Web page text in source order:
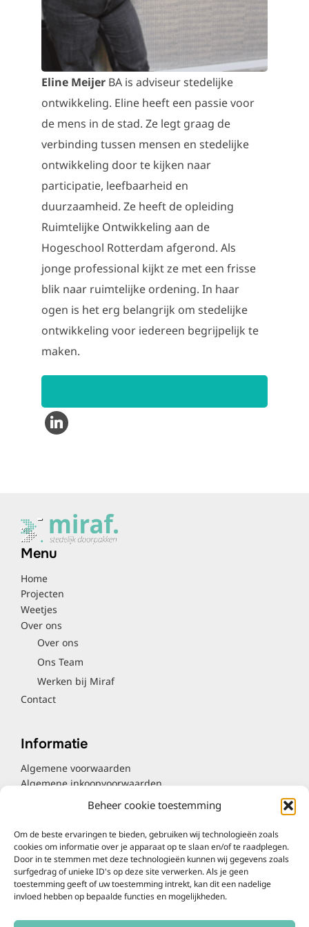
Beheer cookie toestemming
Om de beste ervaringen te bieden, gebruiken wij technologieën zoals
cookies om informatie over je apparaat op te slaan en/of te raadplegen.
Door in te stemmen met deze technologieën kunnen wij gegevens zoals
surfgedrag of unieke ID's op deze site verwerken. Als je geen
toestemming geeft of uw toestemming intrekt, kan dit een nadelige
invloed hebben op bepaalde functies en mogelijkheden.
Eline Meijer BA is adviseur stedelijke
ontwikkeling. Eline heeft een passie voor
de mens in de stad. Ze legt graag de
verbinding tussen mensen en stedelijke
ontwikkeling door te kijken naar
participatie, leefbaarheid en
duurzaamheid. Ze heeft de opleiding
Ruimtelijke Ontwikkeling aan de
Hogeschool Rotterdam afgerond. Als
jonge professional kijkt ze met een frisse
blik naar ruimtelijke ordening. In haar
ogen is het erg belangrijk om stedelijke
ontwikkeling voor iedereen begrijpelijk te
maken.
Menu
Home
Projecten
Weetjes
Over ons
Over ons
Ons Team
Werken bij Miraf
Contact
Informatie
Algemene voorwaarden
Algemene inkoopvoorwaarden
Cookieverklaring
Privacyverklaring
Klachtenregeling
Bronvermelding
Contact
Tel. 06-81650247